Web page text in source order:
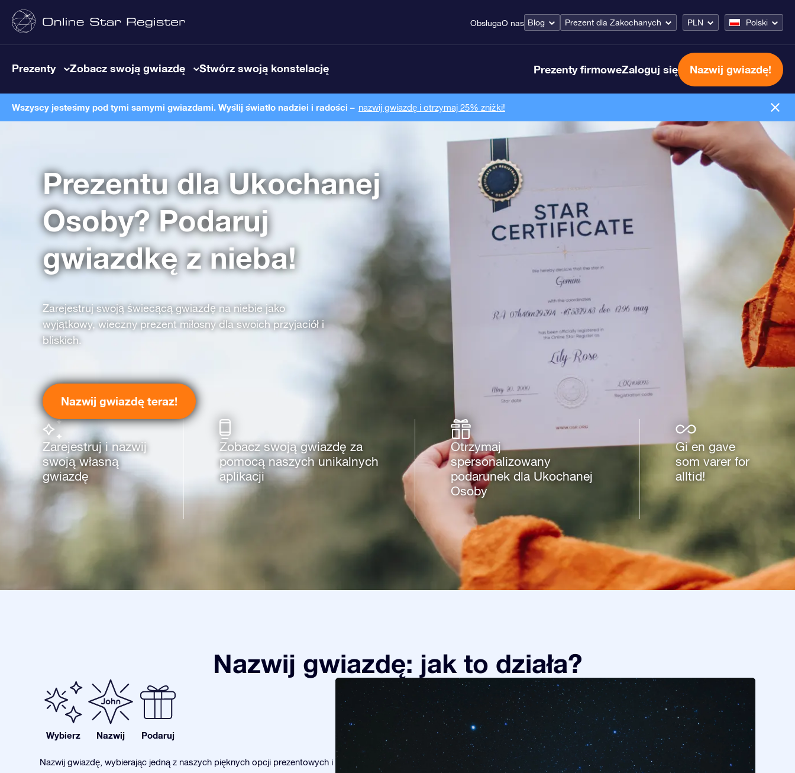
ObsługaO nas Blog Prezent dla Zakochanych PLN Polski
Prezenty Zobacz swoją gwiazdę Stwórz swoją konstelację Prezenty firmoweZaloguj się Nazwij gwiazdę!
Wszyscy jesteśmy pod tymi samymi gwiazdami. Wyślij światło nadziei i radości – nazwij gwiazdę i otrzymaj 25% zniżki!
Prezentu dla Ukochanej
Osoby? Podaruj
gwiazdkę z nieba!
Zarejestruj swoją świecącą gwiazdę na niebie jako
wyjątkowy, wieczny prezent miłosny dla swoich przyjaciół i
bliskich.
Nazwij gwiazdę teraz!
Zarejestruj i nazwij
swoją własną
gwiazdę
Zobacz swoją gwiazdę za
pomocą naszych unikalnych
aplikacji
Otrzymaj
spersonalizowany
podarunek dla Ukochanej
Osoby
Gi en gave
som varer for
alltid!
Nazwij gwiazdę: jak to działa?
Wybierz Nazwij Podaruj
Nazwij gwiazdę, wybierając jedną z naszych pięknych opcji prezentowych i